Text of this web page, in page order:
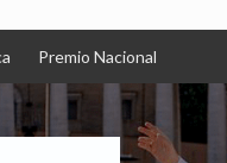
Premio Nacional